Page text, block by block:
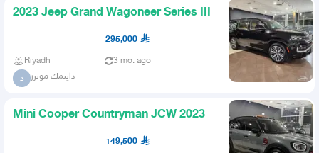
2023 Jeep Grand Wagoneer Series III
295,000
Riyadh 3 mo. ago
د داينمك موترز
Mini Cooper Countryman JCW 2023
149,500